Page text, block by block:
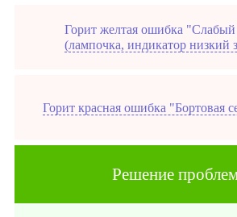
Горит желтая ошибка
(лампочка, индикатор низкий
Горит красная ошибка "Бортовая
Решение